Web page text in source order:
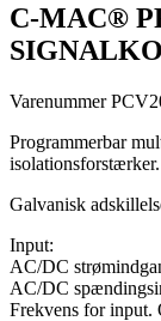
C-MAC®
Varenummer
Programmerbar
isolationsforstærker.
Galvanisk
Input:
AC/DC
AC/DC
Frekvens for input.